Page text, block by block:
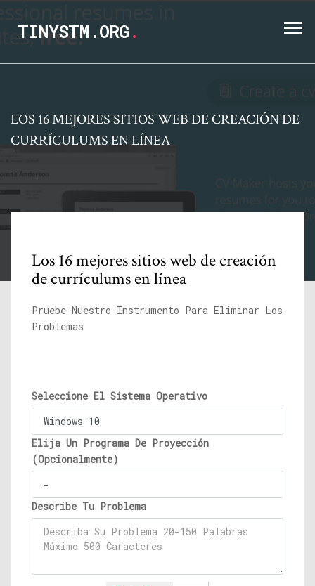
TINYSTM.ORG.
LOS 16 MEJORES SITIOS WEB DE CREACIÓN DE
CURRÍCULUMS EN LÍNEA
Los 16 mejores sitios web de creación
de currículums en línea
Pruebe Nuestro Instrumento Para Eliminar Los
Problemas
Seleccione El Sistema Operativo
Elija Un Programa De Proyección
(Opcionalmente)
Describe Tu Problema